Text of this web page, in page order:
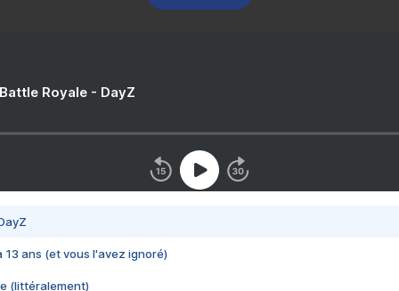
Royale - DayZ
13 ans (et vous l'avez ignoré)
(littéralement)